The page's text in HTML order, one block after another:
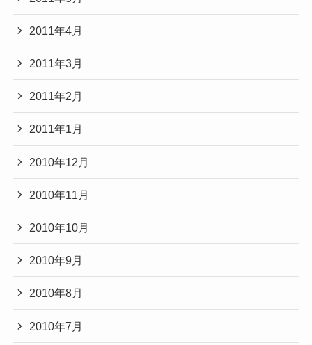
2011年4月
2011年3月
2011年2月
2011年1月
2010年12月
2010年11月
2010年10月
2010年9月
2010年8月
2010年7月